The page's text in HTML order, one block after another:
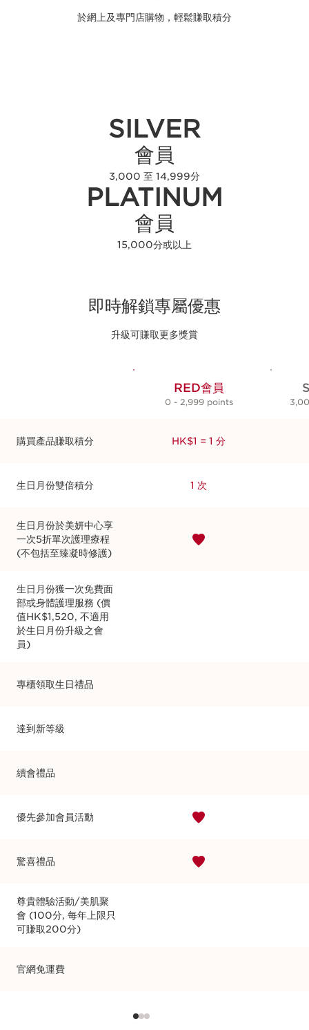
於網上及專門店購物，輕鬆賺取積分
SILVER
會員
3,000 至 14,999分
PLATINUM
會員
15,000分或以上
即時解鎖專屬優惠
升級可賺取更多獎賞
購買產品賺取積分
生日月份雙倍積分
生日月份於美妍中心享
一次5折單次護理療程
(不包括至臻凝時修護)
生日月份獲一次免費面
部或身體護理服務 (價
值HK$1,520, 不適用
於生日月份升級之會
員)
專櫃領取生日禮品
達到新等級
續會禮品
優先參加會員活動
驚喜禮品
尊貴體驗活動/美肌聚
會 (100分, 每年上限只
可賺取200分)
官網免運費
RED會員
0 - 2,999 points
HK$1 = 1 分
1 次